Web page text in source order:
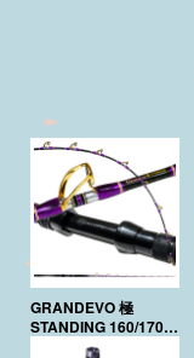
GRANDEVO 極
STANDING 160/170
Purple Edition